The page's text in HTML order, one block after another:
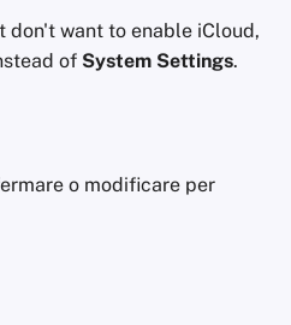
want to enable iCloud,
of System Settings.
o modificare per